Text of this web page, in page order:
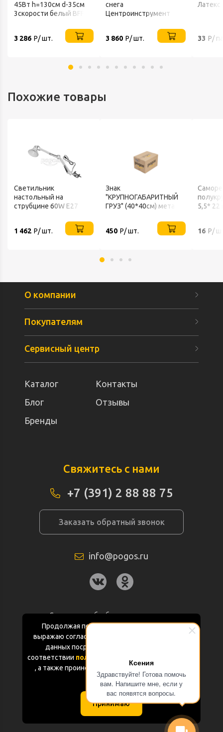
Ксения
Здравствуйте! Готова помочь
вам. Напишите мне, если у
вас появятся вопросы.
45Вт h=130см d-35см
3скорости белый BFF-
3 286 Р/ шт.
снега
Центроинструмент
3 860 Р/ шт.
Латекс
33 Р/
Похожие товары
Светильник
настольный на
струбцине 60W E27
1 462 Р/ шт.
Знак
"КРУПНОГАБАРИТНЫЙ
ГРУЗ" (40*40см) метал
450 Р/ шт.
5,5* 22
16 Р/
Продолжая пользоваться данным сайтом
выражаю согласие на обработку персональных
данных посредством Яндекс.Метрика в
соответствии политикой конфиденциальности
, а также проинформирован об использовании
Cookie-файлов
Принимаю
О компании
Покупателям
Сервисный центр
Каталог
Контакты
Блог
Отзывы
Бренды
Свяжитесь с нами
+7 (391) 2 88 88 75
Заказать обратный звонок
info@pogos.ru
Согласие на обработку персональных
данных
Политика конфиденциальности
Документация
Карта сайта
(с) «POGOS.ru» 2010-2026 (ИП Чивчян М.Р.)